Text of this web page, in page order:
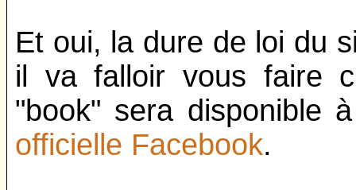
Et oui, la dure de loi du
il va falloir vous faire
"book" sera disponible
officielle Facebook.